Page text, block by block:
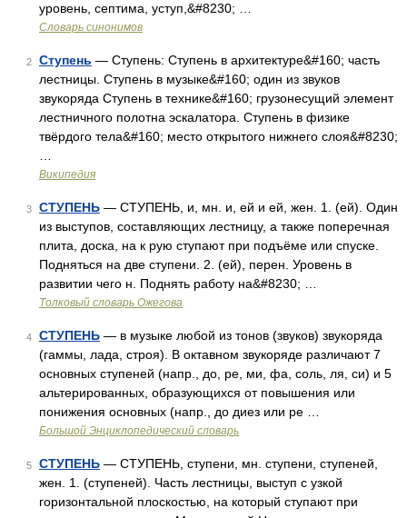
уровень, септима, уступ,&#8230; …
Словарь синонимов
2 Ступень — Ступень: Ступень в архитектуре&#160; часть
лестницы. Ступень в музыке&#160; один из звуков
звукоряда Ступень в технике&#160; грузонесущий элемент
лестничного полотна эскалатора. Ступень в физике
твёрдого тела&#160; место открытого нижнего слоя&#8230;
Википедия
3 СТУПЕНЬ — СТУПЕНЬ, и, мн. и, ей и ей, жен. 1. (ей). Один
из выступов, составляющих лестницу, а также поперечная
плита, доска, на к рую ступают при подъёме или спуске.
Подняться на две ступени. 2. (ей), перен. Уровень в
развитии чего н. Поднять работу на&#8230; …
Толковый словарь Ожегова
4 СТУПЕНЬ — в музыке любой из тонов (звуков) звукоряда
(гаммы, лада, строя). В октавном звукоряде различают 7
основных ступеней (напр., до, ре, ми, фа, соль, ля, си) и 5
альтерированных, образующихся от повышения или
понижения основных (напр., до диез или ре …
Большой Энциклопедический словарь
5 СТУПЕНЬ — СТУПЕНЬ, ступени, мн. ступени, ступеней,
жен. 1. (ступеней). Часть лестницы, выступ с узкой
горизонтальной плоскостью, на который ступают при